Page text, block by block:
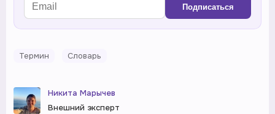
Подписаться
Термин Словарь
Никита Марычев
Внешний эксперт